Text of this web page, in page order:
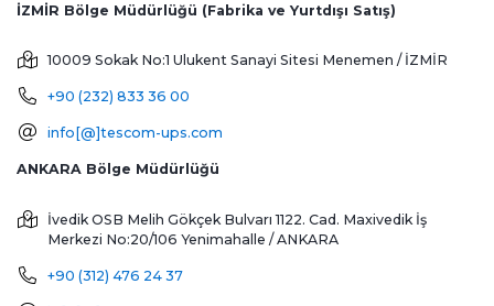
İZMİR Bölge Müdürlüğü (Fabrika ve Yurtdışı Satış)
10009 Sokak No:1 Ulukent Sanayi Sitesi Menemen / İZMİR
+90 (232) 833 36 00
info[@]tescom-ups.com
ANKARA Bölge Müdürlüğü
İvedik OSB Melih Gökçek Bulvarı 1122. Cad. Maxivedik İş
Merkezi No:20/106 Yenimahalle / ANKARA
+90 (312) 476 24 37